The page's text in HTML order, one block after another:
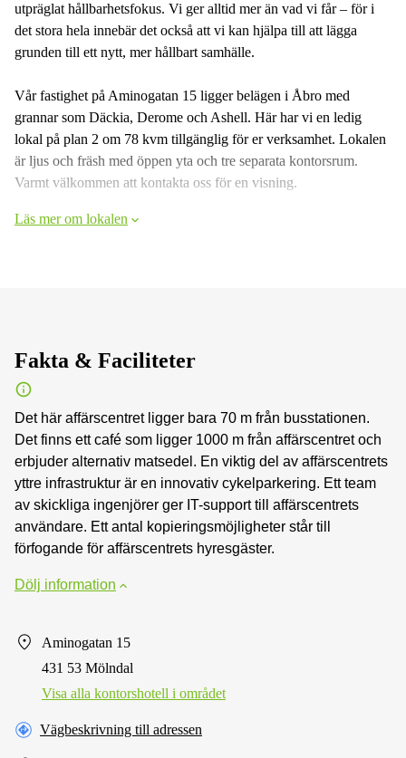
utpräglat hållbarhetsfokus. Vi ger alltid mer än vad vi får – för i
det stora hela innebär det också att vi kan hjälpa till att lägga
grunden till ett nytt, mer hållbart samhälle.
Vår fastighet på Aminogatan 15 ligger belägen i Åbro med
grannar som Däckia, Derome och Ashell. Här har vi en ledig
lokal på plan 2 om 78 kvm tillgänglig för er verksamhet. Lokalen
är ljus och fräsh med öppen yta och tre separata kontorsrum.
Varmt välkommen att kontakta oss för en visning.
Läs mer om lokalen
Fakta & Faciliteter
Det här affärscentret ligger bara 70 m från busstationen.
Det finns ett café som ligger 1000 m från affärscentret och
erbjuder alternativ matsedel. En viktig del av affärscentrets
yttre infrastruktur är en innovativ cykelparkering. Ett team
av skickliga ingenjörer ger IT-support till affärscentrets
användare. Ett antal kopieringsmöjligheter står till
förfogande för affärscentrets hyresgäster.
Dölj information
Aminogatan 15
431 53 Mölndal
Visa alla kontorshotell i området
Vägbeskrivning till adressen